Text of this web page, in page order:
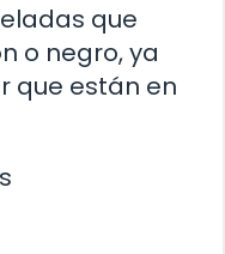
que
o negro, ya
que están en